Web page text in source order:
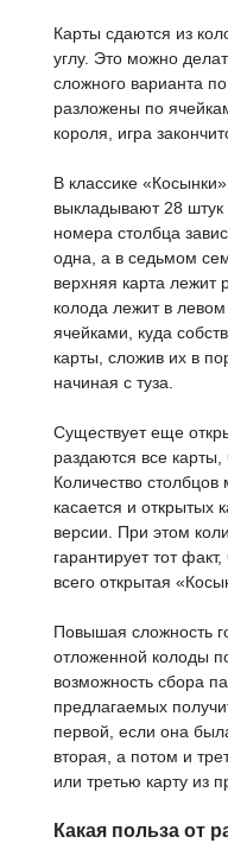
Карты сдаются из
углу. Это можно
сложного варианта
разложены по
короля, игра
В классике
выкладывают 28
номера столбца
одна, а в седьмом
верхняя карта лежит
колода лежит в
ячейками, куда
карты, сложив их в
начиная с туза.
Существует еще
раздаются все карты,
Количество
касается и открытых
версии. При этом
гарантирует тот
всего открытая
Повышая сложность
отложенной колоды
возможность сбора
предлагаемых
первой, если она
вторая, а потом и
или третью карту из
Какая польза от